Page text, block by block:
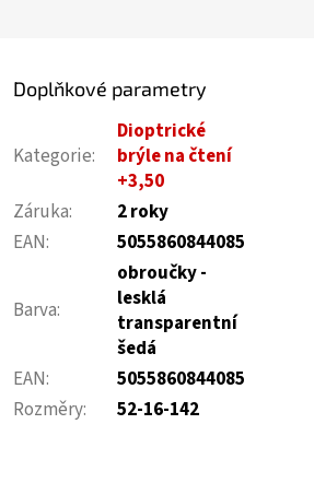
Doplňkové parametry
Kategorie:
Dioptrické
brýle na čtení
+3,50
Záruka:
2 roky
EAN: 5055860844085
Barva:
obroučky -
lesklá
transparentní
šedá
EAN:
5055860844085
Rozměry: 52-16-142